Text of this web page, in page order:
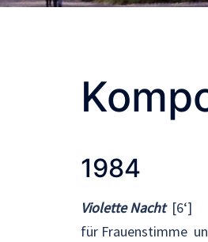
1984
Violette Nacht[6‘]
für Frauenstimme